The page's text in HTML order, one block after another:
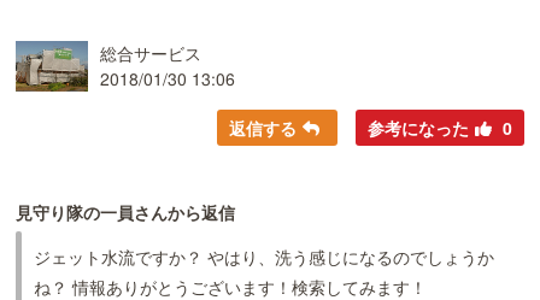
総合サービス
2018/01/30 13:06
返信する 参考になった 0
見守り隊の一員さんから返信
ジェット水流ですか？ やはり、洗う感じになるのでしょうか
ね？ 情報ありがとうございます！検索してみます！